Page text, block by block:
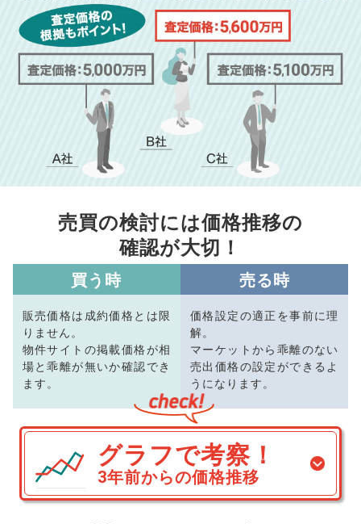
売買の検討には価格推移の
確認が大切！
買う時
販売価格は成約価格とは限
りません。
物件サイトの掲載価格が相
場と乖離が無いか確認でき
ます。
売る時
価格設定の適正を事前に理
解。
マーケットから乖離のない
売出価格の設定ができるよ
うになります。
グラフで考察！
3年前からの価格推移